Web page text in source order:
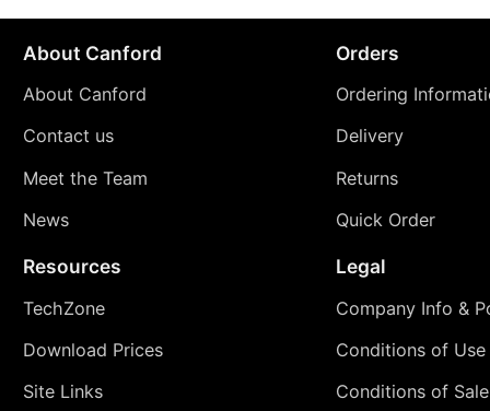
About Canford
About Canford
Contact us
Meet the Team
News
Orders
Ordering
Delivery
Returns
Quick Order
Resources
TechZone
Download Prices
Site Links
Legal
Company Info &
Conditions of Use
Conditions of Sale